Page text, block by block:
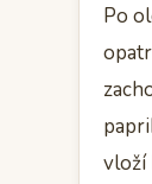
Po
vloží